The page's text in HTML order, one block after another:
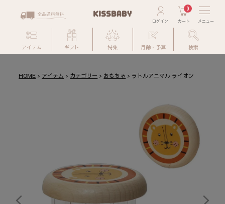
0
アイテム ギフト 特集 月齢・予算 検索
HOME アイテム カテゴリー おもちゃ ラトルアニマル ライオン